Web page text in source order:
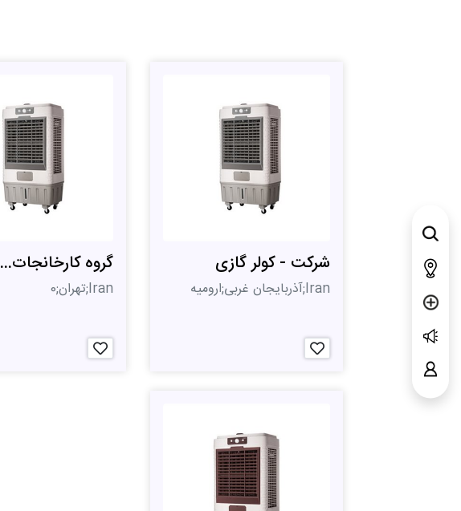
شرکت - کولر گازی
Iran;آذربایجان غربی;ارومیه
گروه کارخانجات...
Iran;تهران;0